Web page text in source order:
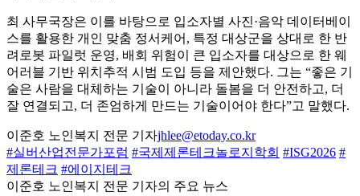
최 사무국장은 이를 바탕으로 입소자별 사진·음악 데이터베이
스를 활용한 개인 맞춤 정서케어, 특정 대상군을 상대로 한 반
려로봇 파일럿 운영, 배회 위험이 큰 입소자를 대상으로 한 웨
어러블 기반 위치추적 시범 도입 등을 제안했다. 그는 “좋은 기
술은 사람을 대체하는 기술이 아니라 돌봄을 더 안전하고, 더
잘 연결되고, 더 존엄하게 만드는 기술이어야 한다”고 말했다.
이준호 노인복지 전문 기자jhlee@etoday.co.kr
#실버산업전문가포럼 #국제제론테크놀로지학회 #ISG2026 #
제론테크 #에이지테크
이준호 노인복지 전문 기자의 주요 뉴스